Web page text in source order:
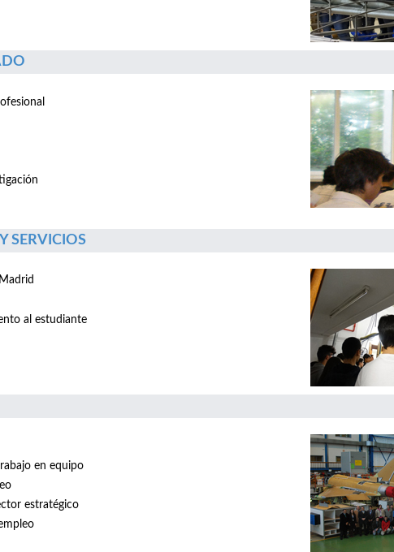
SERVICIOS
al estudiante
en equipo
estratégico